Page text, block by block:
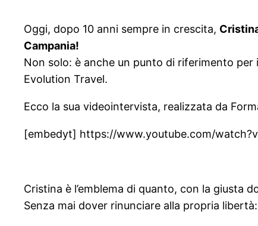
Oggi, dopo 10 anni sempre in crescita,
Campania!
Non solo: è anche un punto di riferimento per
Evolution Travel.
Ecco la sua videointervista, realizzata da
[embedyt] https://www.youtube.com/
Cristina è l’emblema di quanto, con la giusta
Senza mai dover rinunciare alla propria